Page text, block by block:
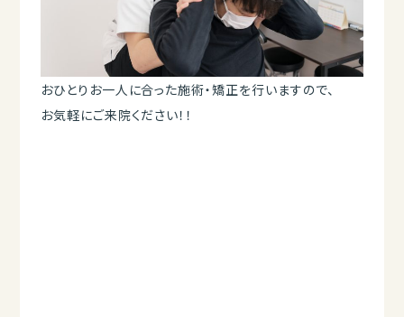
おひとりお一人に合った施術・矯正を行いますので、
お気軽にご来院ください！！